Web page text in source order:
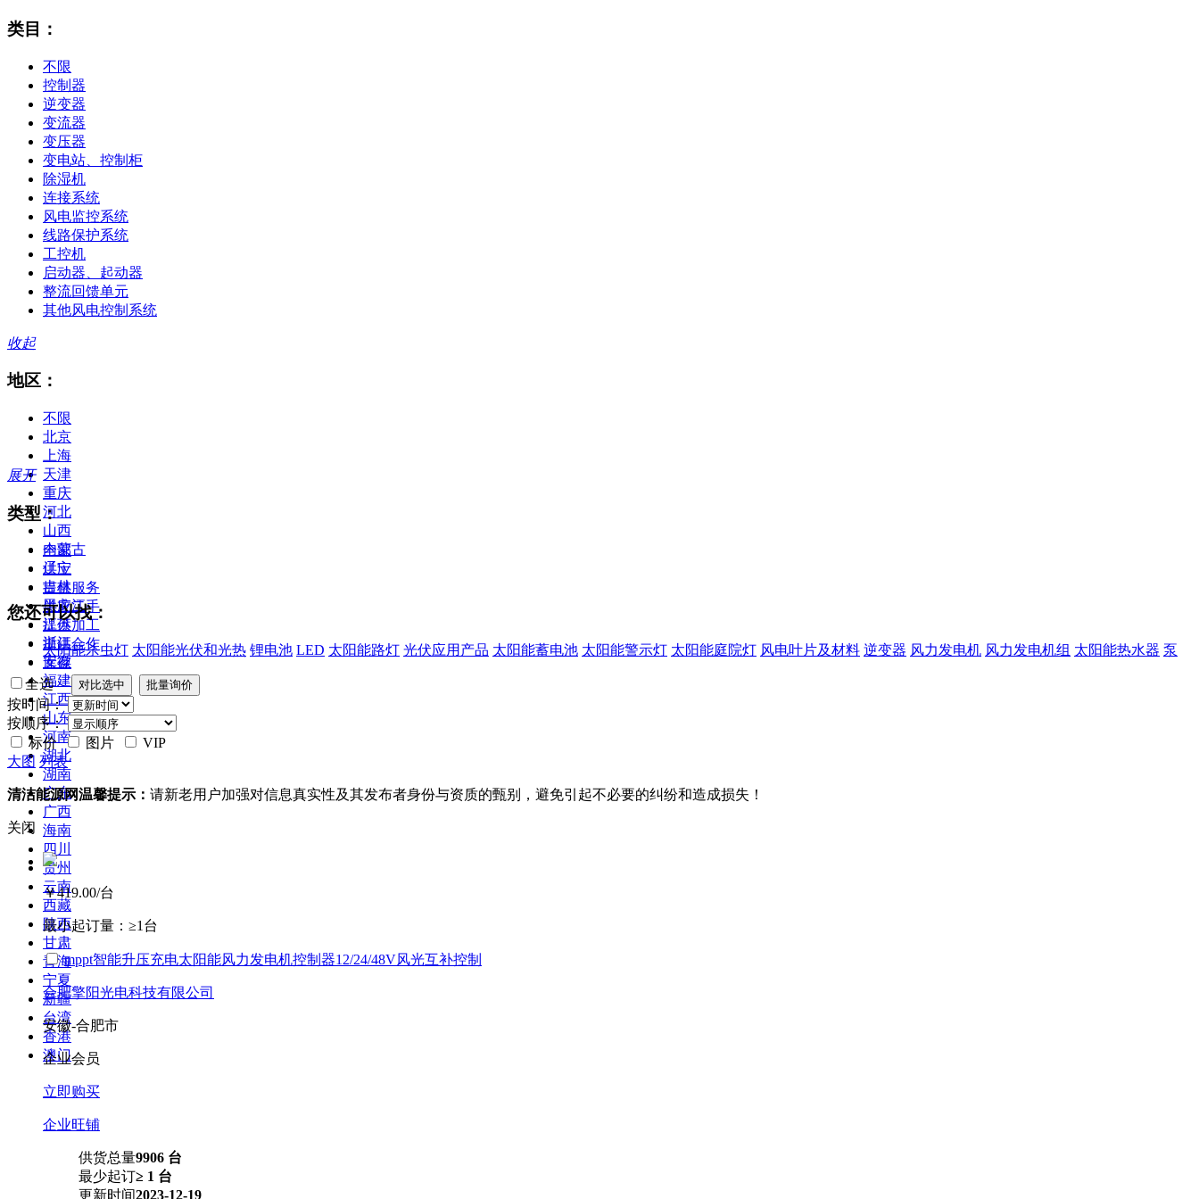
类目：
不限
控制器
逆变器
变流器
变压器
变电站、控制柜
除湿机
连接系统
风电监控系统
线路保护系统
工控机
启动器、起动器
整流回馈单元
其他风电控制系统
收起
地区：
不限
北京
上海
天津
重庆
河北
山西
内蒙古
辽宁
吉林
黑龙江
江苏
浙江
安徽
福建
江西
山东
河南
湖北
湖南
广东
广西
海南
四川
贵州
云南
西藏
陕西
甘肃
青海
宁夏
新疆
台湾
香港
澳门
展开
类型：
全部
供应
提供服务
供应二手
提供加工
提供合作
库存
您还可以找：
太阳能杀虫灯 太阳能光伏和光热 锂电池 LED 太阳能路灯 光伏应用产品 太阳能蓄电池 太阳能警示灯 太阳能庭院灯 风电叶片及材料 逆变器 风力发电机 风力发电机组 太阳能热水器 泵
全选
按时间：
按顺序：
标价
图片
VIP
大图 列表
清洁能源网温馨提示： 请新老用户加强对信息真实性及其发布者身份与资质的甄别，避免引起不必要的纠纷和造成损失！
关闭
￥419.00/台
最小起订量： ≥1台
mppt智能升压充电太阳能风力发电机控制器12/24/48V风光互补控制
合肥擎阳光电科技有限公司
安徽-合肥市
企业会员
立即购买
企业旺铺
供货总量9906 台
最少起订≥ 1 台
更新时间2023-12-19